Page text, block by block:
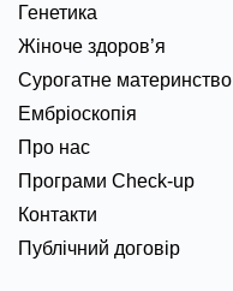
Генетика
Жіноче здоров’я
Сурогатне материнство
Ембріоскопія
Про нас
Програми Check-up
Контакти
Публічний договір